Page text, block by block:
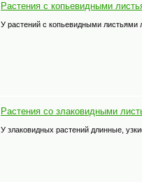
Растения с копьевидными
У растений с копьевидными листьями
Растения со злаковидными
У злаковидных растений длинные,